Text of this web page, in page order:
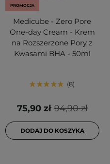
PROMOCJA
Medicube - Zero Pore
One-day Cream - Krem
na Rozszerzone Pory z
Kwasami BHA - 50ml
8
94,90 zł
75,90 zł
DODAJ DO KOSZYKA